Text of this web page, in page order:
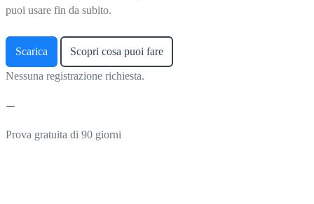
puoi usare fin da subito.
Scarica Scopri cosa puoi fare
Nessuna registrazione richiesta.
Prova gratuita di 90 giorni